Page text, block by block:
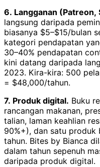
6. Langganan (Patreon,
langsung daripada
biasanya $5–$15/bulan
kategori pendapatan
30–40% pendapatan
kini datang daripada
2023. Kira-kira: 500
= $48,000/tahun.
7. Produk digital. Buku
rancangan makanan,
talian, laman keahlian
90%+), dan satu produk
tahun. Bites by Bianca
dalam tahun sepenuh
daripada produk digital.